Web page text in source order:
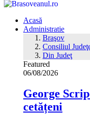
Acasă
Administratie
Braşov
Consiliul
Din Judeţ
Featured
06/08/2026
George
cetățeni